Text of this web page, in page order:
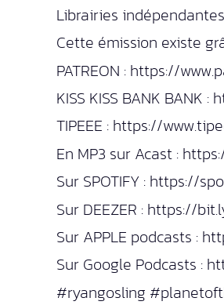
Librairies
Cette émission existe
PATREON : https://
KISS KISS BANK
TIPEEE : https://
En MP3 sur Acast :
Sur SPOTIFY : https://
Sur DEEZER : https://
Sur APPLE podcasts :
Sur Google Podcasts :
#ryangosling